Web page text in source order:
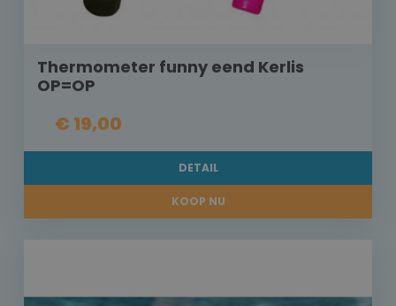
Thermometer funny eend Kerlis
OP=OP
€ 19,00
DETAIL
KOOP NU